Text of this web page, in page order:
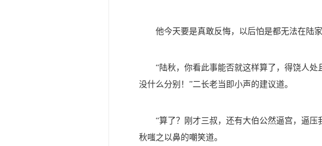
他今天要是真敢反悔，以后怕是都无法在陆
“陆秋，你看此事能否就这样算了，得饶人
没什么分别！”二长老当即小声的建议道。
“算了？刚才三叔，还有大伯公然逼宫，逼
秋嗤之以鼻的嘲笑道。